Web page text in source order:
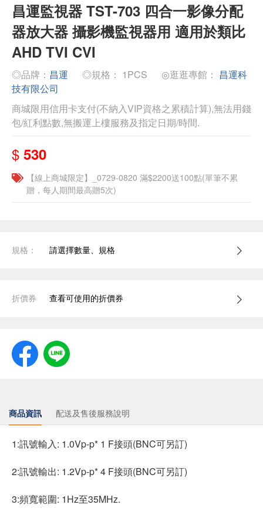
昌運監視器 TST-703 四合一影像分配
器放大器 攝影機監視器用 適用於類比
AHD TVI CVI
◎品牌： 昌運 ◎規格： 1PCS ◎逛逛專館： 昌運科
技有限公司
商城限用信用卡支付(不納入VIP資格之累積計算),無法用錢
包/紅利點數,無搬運上樓服務及指定日期/時間.
$ 530
【線上商城限定】_0729-0820 滿$2200送100點(單筆不累
贈，每人期間最高贈5次)
規格： 請選擇數量、規格
折價券 查看可使用的折價券
商品資訊 配送及售後服務說明
1:訊號輸入: 1.0Vp-p* 1 F接頭(BNC可另訂)
2:訊號輸出: 1.2Vp-p* 4 F接頭(BNC可另訂)
3:頻寬範圍: 1Hz至35MHz.